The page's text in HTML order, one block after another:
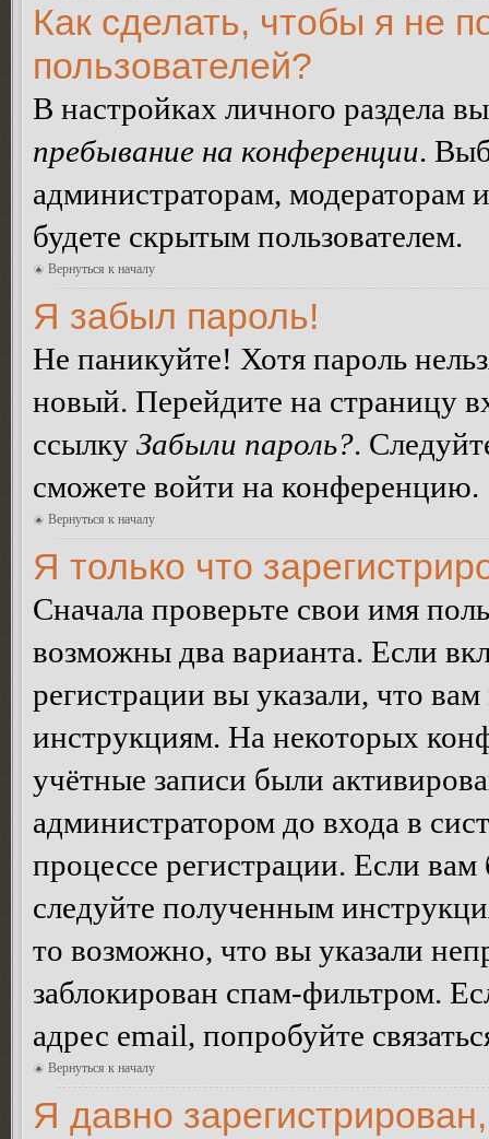
Как сделать, чтобы я не
пользователей?
В настройках личного раздела
пребывание на конференции.
администраторам, модераторам
будете скрытым пользователем.
Вернуться к началу
Я забыл пароль!
Не паникуйте! Хотя пароль
новый. Перейдите на страницу
ссылку Забыли пароль?.
сможете войти на конференцию.
Вернуться к началу
Я только что
Сначала проверьте свои имя
возможны два варианта. Если
регистрации вы указали, что
инструкциям. На некоторых
учётные записи были
администратором до входа в
процессе регистрации. Если
следуйте полученным
то возможно, что вы указали
заблокирован спам-фильтром.
адрес email, попробуйте
Вернуться к началу
Я давно